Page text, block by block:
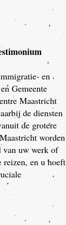
en
Gemeente
Maastricht
de diensten
de grotere
worden
van uw werk of
reizen, en u hoeft